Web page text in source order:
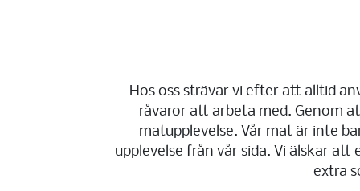
Hos oss strävar vi efter att alltid
råvaror att arbeta med. Genom
matupplevelse. Vår mat är inte
upplevelse från vår sida. Vi älskar
extra